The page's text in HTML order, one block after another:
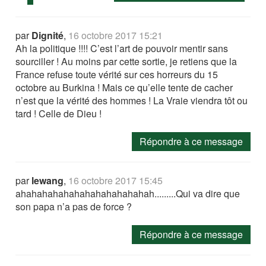
parDignité, 16 octobre 2017 15:21
Ah la politique !!!! C’est l’art de pouvoir mentir sans
sourciller ! Au moins par cette sortie, je retiens que la
France refuse toute vérité sur ces horreurs du 15
octobre au Burkina ! Mais ce qu’elle tente de cacher
n’est que la vérité des hommes ! La Vraie viendra tôt ou
tard ! Celle de Dieu !
Répondre à ce message
parlewang, 16 octobre 2017 15:45
ahahahahahahahahahahahahah.........Qui va dire que
son papa n’a pas de force ?
Répondre à ce message